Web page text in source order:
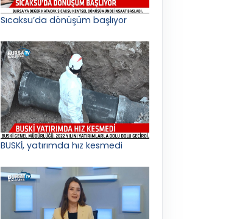
Sıcaksu’da dönüşüm başlıyor
BUSKİ, yatırımda hız kesmedi